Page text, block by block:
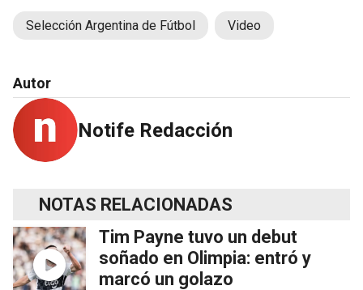
Selección Argentina de Fútbol Video
Autor
Notife Redacción
NOTAS RELACIONADAS
Tim Payne tuvo un debut
soñado en Olimpia: entró y
marcó un golazo